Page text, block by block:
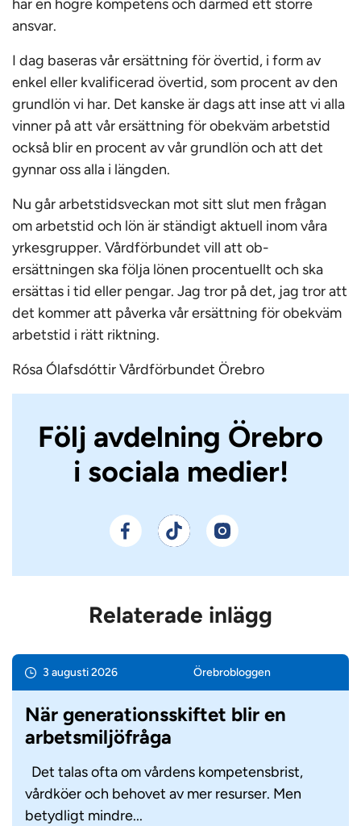
har en högre kompetens och därmed ett större
ansvar.
I dag baseras vår ersättning för övertid, i form av
enkel eller kvalificerad övertid, som procent av den
grundlön vi har. Det kanske är dags att inse att vi alla
vinner på att vår ersättning för obekväm arbetstid
också blir en procent av vår grundlön och att det
gynnar oss alla i längden.
Nu går arbetstidsveckan mot sitt slut men frågan
om arbetstid och lön är ständigt aktuell inom våra
yrkesgrupper. Vårdförbundet vill att ob-
ersättningen ska följa lönen procentuellt och ska
ersättas i tid eller pengar. Jag tror på det, jag tror att
det kommer att påverka vår ersättning för obekväm
arbetstid i rätt riktning.
Rósa Ólafsdóttir Vårdförbundet Örebro
Följ avdelning Örebro
i sociala medier!
Relaterade inlägg
3 augusti 2026 Örebro­bloggen
När generationsskiftet blir en
arbetsmiljöfråga
Det talas ofta om vårdens kompetensbrist,
vårdköer och behovet av mer resurser. Men
betydligt mindre...